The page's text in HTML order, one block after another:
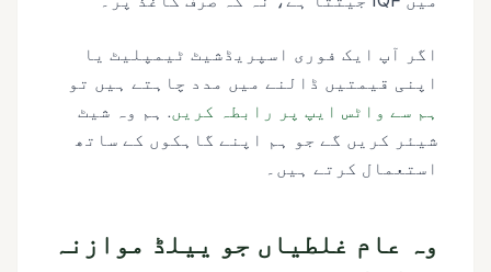
اگر آپ ایک فوری اسپریڈشیٹ ٹیمپلیٹ یا
اپنی قیمتیں ڈالنے میں مدد چاہتے ہیں تو
ہم سے واٹس ایپ پر رابطہ کریں. ہم وہ شیٹ
شیئر کریں گے جو ہم اپنے گاہکوں کے ساتھ
استعمال کرتے ہیں۔
وہ عام غلطیاں جو ییلڈ موازنہ